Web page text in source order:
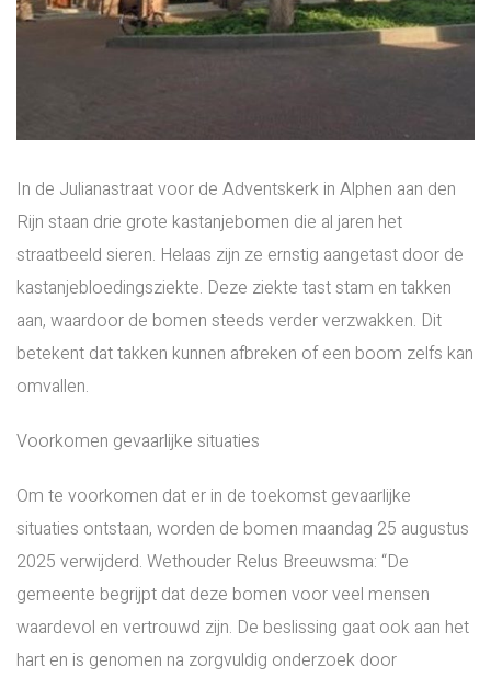
In de Julianastraat voor de Adventskerk in Alphen aan den
Rijn staan drie grote kastanjebomen die al jaren het
straatbeeld sieren. Helaas zijn ze ernstig aangetast door de
kastanjebloedingsziekte. Deze ziekte tast stam en takken
aan, waardoor de bomen steeds verder verzwakken. Dit
betekent dat takken kunnen afbreken of een boom zelfs kan
omvallen.
Voorkomen gevaarlijke situaties
Om te voorkomen dat er in de toekomst gevaarlijke
situaties ontstaan, worden de bomen maandag 25 augustus
2025 verwijderd. Wethouder Relus Breeuwsma: “De
gemeente begrijpt dat deze bomen voor veel mensen
waardevol en vertrouwd zijn. De beslissing gaat ook aan het
hart en is genomen na zorgvuldig onderzoek door